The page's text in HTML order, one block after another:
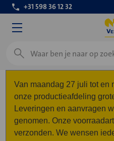
+31 598 36 12 32
Zoeken
Van maandag 27 juli tot en
onze productieafdeling
Leveringen en aanvragen
genomen. Onze
verzonden. We wensen